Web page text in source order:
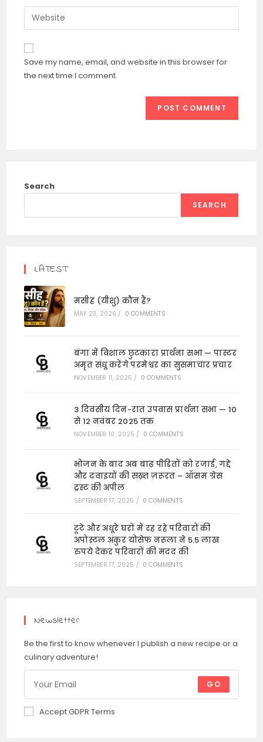
to
comment
email
address
comment
Enter
your
website
URL
(optional)
Save my name, email, and website in this browser for
the next time I comment.
Search
SEARCH
LATEST
मसीह (यीशु) कौन हैं?
MAY 23, 2026 / 0 COMMENTS
बंगा में विशाल छुटकारा प्रार्थना सभा — पास्टर
अमृत संधू करेंगे परमेश्वर का सुसमाचार प्रचार
NOVEMBER 11, 2025 / 0 COMMENTS
3 दिवसीय दिन-रात उपवास प्रार्थना सभा — 10
से 12 नवंबर 2025 तक
NOVEMBER 10, 2025 / 0 COMMENTS
भोजन के बाद अब बाढ़ पीड़ितों को रजाई, गद्दे
और दवाइयों की सख़्त ज़रूरत – ऑसम ग्रेस
ट्रस्ट की अपील
SEPTEMBER 17, 2025 / 0 COMMENTS
टूटे और अधूरे घरों में रह रहे परिवारों की
अपोस्टल अंकुर योसेफ नरूला ने 5.5 लाख
रुपये देकर परिवारों की मदद की
SEPTEMBER 17, 2025 / 0 COMMENTS
Newsletter
Be the first to know whenever I publish a new recipe or a
culinary adventure!
GO
Accept GDPR Terms